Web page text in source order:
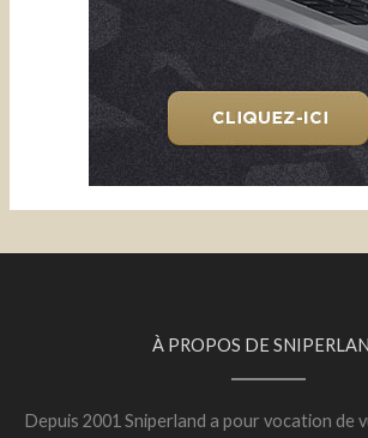
À PROPOS DE
Depuis 2001 Sniperland a pour vocation de